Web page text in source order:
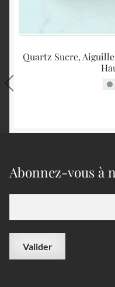
Quartz Sucre,
Abonnez-vous à